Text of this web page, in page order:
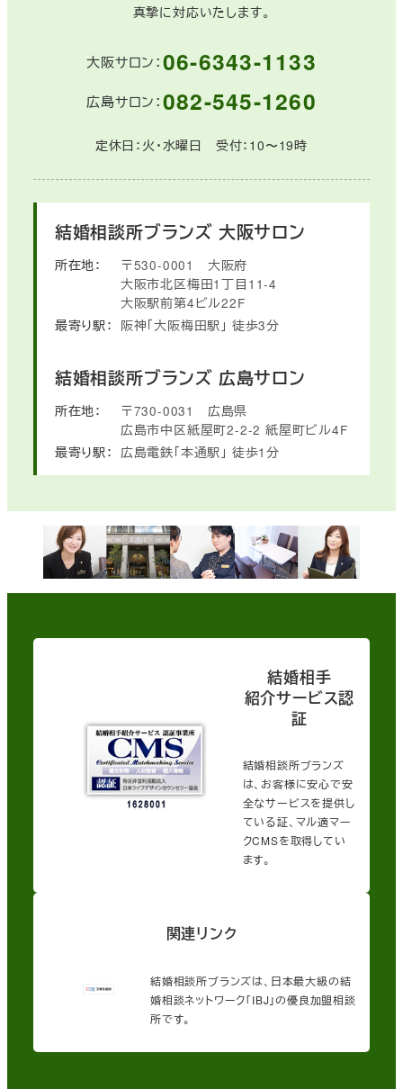
真摯に対応いたします。
大阪サロン：06-6343-1133
広島サロン：082-545-1260
定休日：火・水曜日 受付：10〜19時
結婚相談所ブランズ 大阪サロン
所在地： 〒530-0001
大阪府
大阪市北区梅田1丁目11-4
大阪駅前第4ビル22F
最寄り駅： 阪神「大阪梅田駅」 徒歩3分
結婚相談所ブランズ 広島サロン
所在地： 〒730-0031
広島県
広島市中区紙屋町2-2-2 紙屋町ビル4F
最寄り駅： 広島電鉄「本通駅」 徒歩1分
結婚相手
紹介サービス認
証
結婚相談所ブランズ
は、お客様に安心で安
全なサービスを提供し
ている証、マル適マー
クCMSを取得してい
ます。
関連リンク
結婚相談所ブランズは、日本最大級の結
婚相談ネットワーク「IBJ」の優良加盟相談
所です。